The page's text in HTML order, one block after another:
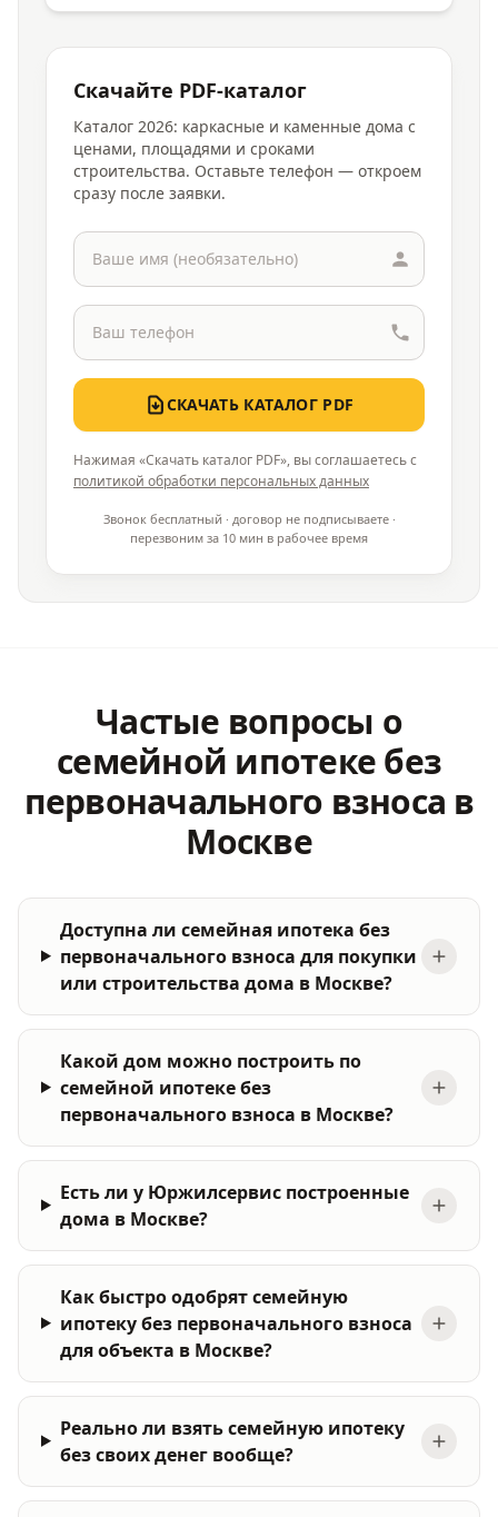
Скачайте PDF-каталог
Каталог 2026: каркасные и каменные дома с
ценами, площадями и сроками
строительства. Оставьте телефон — откроем
сразу после заявки.
СКАЧАТЬ КАТАЛОГ PDF
Нажимая «Скачать каталог PDF», вы соглашаетесь с
политикой обработки персональных данных
Звонок бесплатный · договор не подписываете ·
перезвоним за 10 мин в рабочее время
Частые вопросы о
семейной ипотеке без
первоначального взноса в
Москве
Доступна ли семейная ипотека без
первоначального взноса для покупки
или строительства дома в Москве?
Какой дом можно построить по
семейной ипотеке без
первоначального взноса в Москве?
Есть ли у Юржилсервис построенные
дома в Москве?
Как быстро одобрят семейную
ипотеку без первоначального взноса
для объекта в Москве?
Реально ли взять семейную ипотеку
без своих денег вообще?